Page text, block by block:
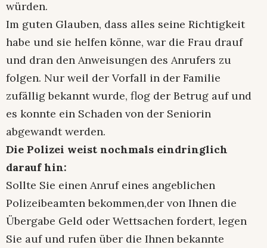
würden.
Im guten Glauben, dass alles seine Richtigkeit
habe und sie helfen könne, war die Frau drauf
und dran den Anweisungen des Anrufers zu
folgen. Nur weil der Vorfall in der Familie
zufällig bekannt wurde, flog der Betrug auf und
es konnte ein Schaden von der Seniorin
abgewandt werden.
Die Polizei weist nochmals eindringlich
darauf hin:
Sollte Sie einen Anruf eines angeblichen
Polizeibeamten bekommen,der von Ihnen die
Übergabe Geld oder Wettsachen fordert, legen
Sie auf und rufen über die Ihnen bekannte